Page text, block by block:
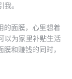
。
的面膜，心里想着
以为家里补贴生活
和赚钱的同时，